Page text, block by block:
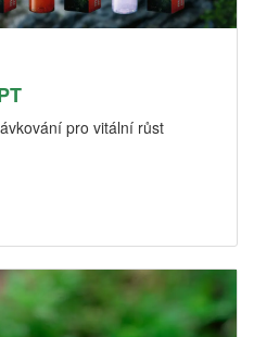
pro vitální růst